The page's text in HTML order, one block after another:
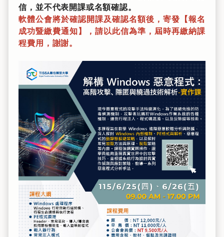
信，並不代表開課或名額確認。
軟體公會將於確認開課及確認名額後，寄發【報名
成功暨繳費通知】，請以此信為準，屆時再繳納課
程費用，謝謝。